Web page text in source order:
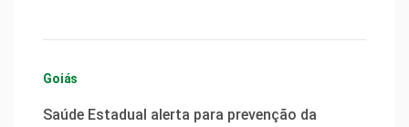
Goiás
Saúde Estadual alerta para prevenção da